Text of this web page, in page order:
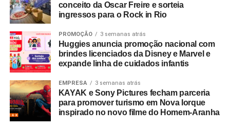
conceito da Oscar Freire e sorteia
ingressos para o Rock in Rio
PROMOÇÃO 3 semanas atrás
Huggies anuncia promoção nacional com
brindes licenciados da Disney e Marvel e
expande linha de cuidados infantis
EMPRESA 3 semanas atrás
KAYAK e Sony Pictures fecham parceria
para promover turismo em Nova Iorque
inspirado no novo filme do Homem-Aranha